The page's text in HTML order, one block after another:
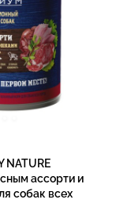
NATURE
ассорти и
собак всех